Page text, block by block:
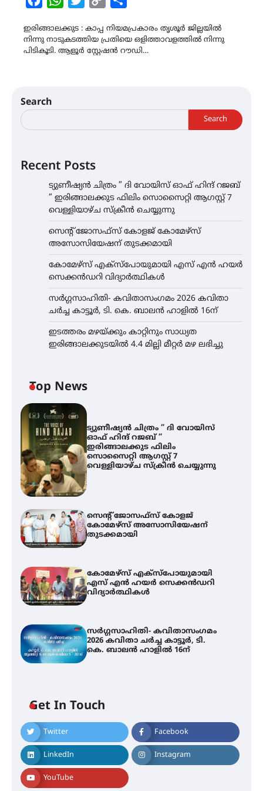
ഇരിങ്ങാലക്കുട : കാപ്പ നിയമപ്രകാരം തൃശൂർ ജില്ലയിൽ
നിന്നു നാടുകടത്തിയ പ്രതിയെ ഒളിത്താവളത്തിൽ നിന്നു
പിടികൂടി. ആളൂർ സ്റ്റേഷൻ റൗഡി…
Search
Search
Recent Posts
ട്യുണീഷ്യൻ ചിത്രം ” ദി വോയിസ് ഓഫ് ഹിന്ദ് റജബ്
” ഇരിങ്ങാലക്കുട ഫിലിം സൊസൈറ്റി ആഗസ്റ്റ് 7
വെള്ളിയാഴ്ച സ്‌ക്രീൻ ചെയ്യുന്നു
സെന്റ് ജോസഫ്സ് കോളജ് കോമേഴ്‌സ്
അസോസിയേഷന് തുടക്കമായി
കോമേഴ്സ് എക്സ്പോയുമായി എസ് എൻ ഹയർ
സെക്കൻഡറി വിദ്യാർത്ഥികൾ
സർഗ്ഗസാഹിതി- കവിതാസംഗമം 2026 കവിതാ
ചർച്ച കാട്ടൂർ, ടി. കെ. ബാലൻ ഹാളിൽ 16ന്
ഇടത്തരം മഴയ്ക്കും കാറ്റിനും സാധ്യത
ഇരിങ്ങാലക്കുടയിൽ 4.4 മില്ലി മീറ്റർ മഴ ലഭിച്ചു
Top News
ട്യുണീഷ്യൻ ചിത്രം ” ദി വോയിസ്
ഓഫ് ഹിന്ദ് റജബ് ”
ഇരിങ്ങാലക്കുട ഫിലിം
സൊസൈറ്റി ആഗസ്റ്റ് 7
വെള്ളിയാഴ്ച സ്‌ക്രീൻ ചെയ്യുന്നു
സെന്റ് ജോസഫ്സ് കോളജ്
കോമേഴ്‌സ് അസോസിയേഷന്
തുടക്കമായി
കോമേഴ്സ് എക്സ്പോയുമായി
എസ് എൻ ഹയർ സെക്കൻഡറി
വിദ്യാർത്ഥികൾ
സർഗ്ഗസാഹിതി- കവിതാസംഗമം
2026 കവിതാ ചർച്ച കാട്ടൂർ, ടി.
കെ. ബാലൻ ഹാളിൽ 16ന്
Get In Touch
Twitter Facebook
LinkedIn Instagram
YouTube